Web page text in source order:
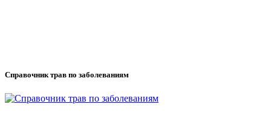
Справочник трав по заболеваниям